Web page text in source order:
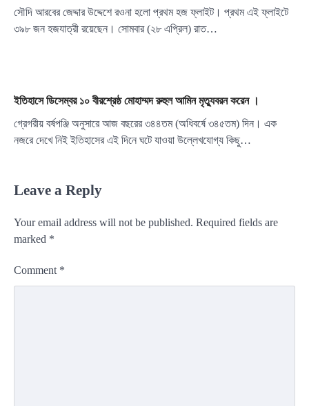
সৌদি আরবের জেদ্দার উদ্দেশে রওনা হলো প্রথম হজ ফ্লাইট। প্রথম এই ফ্লাইটে
৩৯৮ জন হজযাত্রী রয়েছেন। সোমবার (২৮ এপ্রিল) রাত…
ইতিহাসে ডিসেম্বর ১০ বীরশ্রেষ্ঠ মোহাম্মদ রুহুল আমিন মৃত্যুবরন করেন ।
গ্রেগরীয় বর্ষপঞ্জি অনুসারে আজ বছরের ৩৪৪তম (অধিবর্ষে ৩৪৫তম) দিন। এক
নজরে দেখে নিই ইতিহাসের এই দিনে ঘটে যাওয়া উল্লেখযোগ্য কিছু…
Leave a Reply
Your email address will not be published. Required fields are
marked *
Comment *